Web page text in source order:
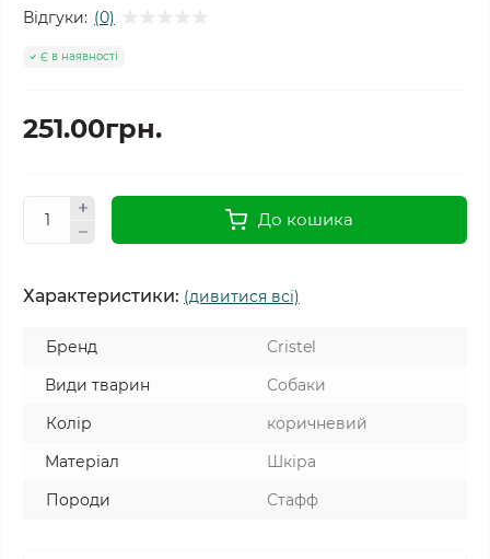
Відгуки: (0)
Є в наявності
251.00грн.
До кошика
Характеристики: (дивитися всі)
Бренд
Cristel
Види тварин
Собаки
Колір
коричневий
Матеріал
Шкіра
Породи
Стафф